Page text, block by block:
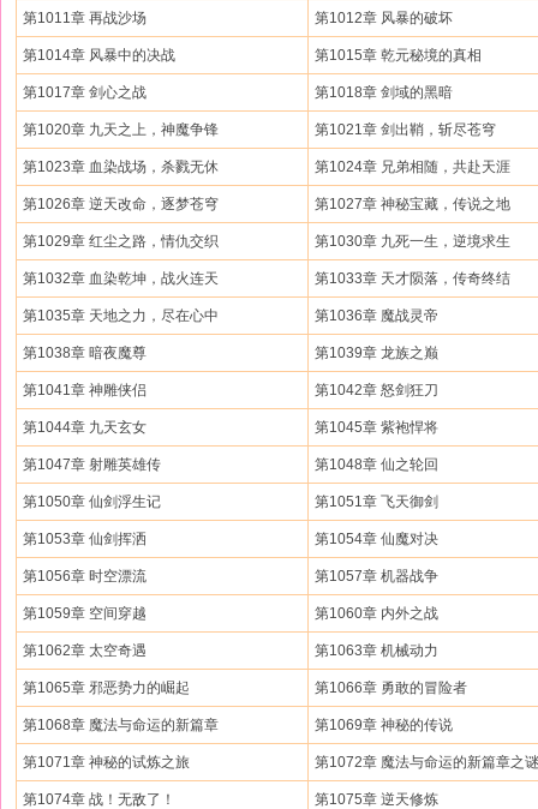
第1011章 再战沙场 第1012章 风暴的破坏
第1014章 风暴中的决战 第1015章 乾元秘境的真相
第1017章 剑心之战 第1018章 剑域的黑暗
第1020章 九天之上，神魔争锋 第1021章 剑出鞘，斩尽苍穹
第1023章 血染战场，杀戮无休 第1024章 兄弟相随，共赴天涯
第1026章 逆天改命，逐梦苍穹 第1027章 神秘宝藏，传说之地
第1029章 红尘之路，情仇交织 第1030章 九死一生，逆境求生
第1032章 血染乾坤，战火连天 第1033章 天才陨落，传奇终结
第1035章 天地之力，尽在心中 第1036章 魔战灵帝
第1038章 暗夜魔尊 第1039章 龙族之巅
第1041章 神雕侠侣 第1042章 怒剑狂刀
第1044章 九天玄女 第1045章 紫袍悍将
第1047章 射雕英雄传 第1048章 仙之轮回
第1050章 仙剑浮生记 第1051章 飞天御剑
第1053章 仙剑挥洒 第1054章 仙魔对决
第1056章 时空漂流 第1057章 机器战争
第1059章 空间穿越 第1060章 内外之战
第1062章 太空奇遇 第1063章 机械动力
第1065章 邪恶势力的崛起 第1066章 勇敢的冒险者
第1068章 魔法与命运的新篇章 第1069章 神秘的传说
第1071章 神秘的试炼之旅 第1072章 魔法与命运的新篇章之
第1074章 战！无敌了！ 第1075章 逆天修炼